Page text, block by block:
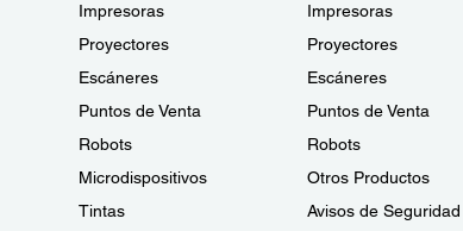
Impresoras
Proyectores
Escáneres
Puntos de Venta
Robots
Microdispositivos
Tintas
Impresoras
Proyectores
Escáneres
Puntos de Venta
Robots
Otros Productos
Avisos de Seguridad